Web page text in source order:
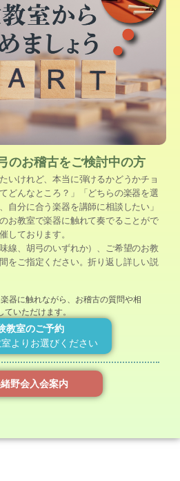
のお稽古をご検討中の方
いけれど、本当に弾けるかどうかチョ
どんなところ？」「どちらの楽器を選
自分に合う楽器を講師に相談したい」
お教室で楽器に触れて奏でることがで
しております。
線、胡弓のいずれか）、ご希望のお教
をご指定ください。折り返し詳しい説
器に触れながら、お稽古の質問や相
ていただけます。
教室のご予約
よりお選びください
野会入会案内